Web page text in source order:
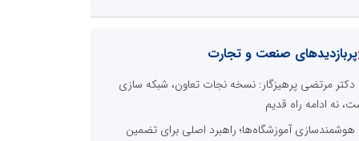
پربازدیدهای صنعت و تجارت
دکتر مرتضی پرهیزگار: نسخه نجات تعاون، شبکه سازی
نه ادامه راه قدیم
هوشمندسازی آموزشگاه‌ها؛ راهبرد اصلی برای تضمین